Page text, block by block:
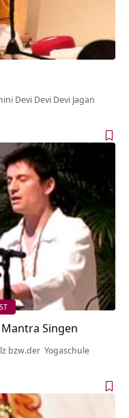
Devi Devi Devi Jagan
Mantra Singen
bzw.der Yogaschule